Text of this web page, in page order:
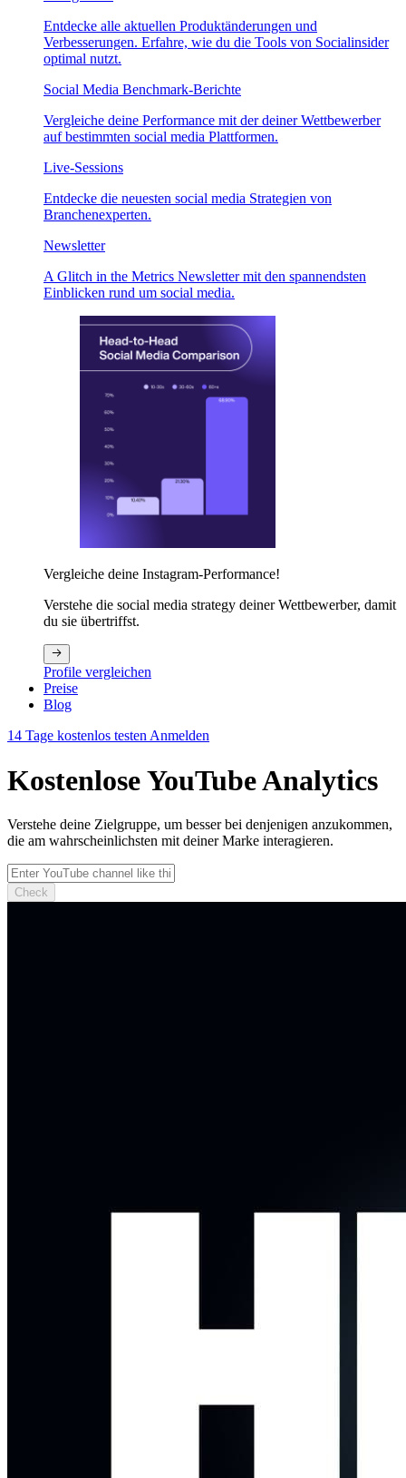
Entdecke alle aktuellen Produktänderungen und
Verbesserungen. Erfahre, wie du die Tools von Socialinsider
optimal nutzt.
Social Media Benchmark-Berichte
Vergleiche deine Performance mit der deiner Wettbewerber
auf bestimmten social media Plattformen.
Live-Sessions
Entdecke die neuesten social media Strategien von
Branchenexperten.
Newsletter
A Glitch in the Metrics Newsletter mit den spannendsten
Einblicken rund um social media.
Vergleiche deine Instagram-Performance!
Verstehe die social media strategy deiner Wettbewerber, damit
du sie übertriffst.
Profile vergleichen
Preise
Blog
14 Tage kostenlos testenAnmelden
Kostenlose YouTube Analytics
Verstehe deine Zielgruppe, um besser bei denjenigen anzukommen,
die am wahrscheinlichsten mit deiner Marke interagieren.
Check